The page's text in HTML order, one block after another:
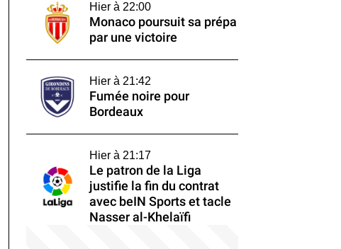
Hier à 22:00
Monaco poursuit sa prépa
par une victoire
Hier à 21:42
Fumée noire pour
Bordeaux
Hier à 21:17
Le patron de la Liga
justifie la fin du contrat
avec beIN Sports et tacle
Nasser al-Khelaïfi